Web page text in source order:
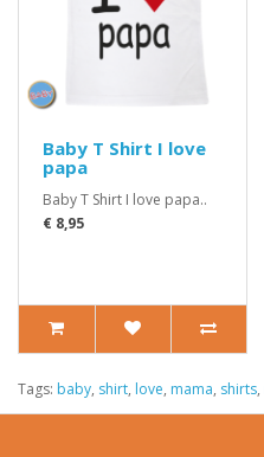
Baby T Shirt I love
papa
Baby T Shirt I love papa..
€ 8,95
Tags: baby, shirt, love, mama, shirts,